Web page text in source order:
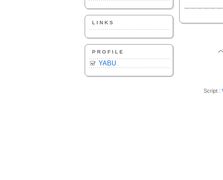
LINKS
PROFILE
YABU
Script :